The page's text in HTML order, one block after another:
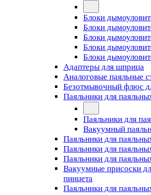
Блоки
Блоки
Блоки
Блоки
Блоки
Адаптеры для шприца
Аналоговые паяльные
Безотмывочный флюс
Паяльники для
Паяльники для
Вакуумный
Паяльники для
Паяльники для
Паяльники для
Вакуумные присоски
пинцета
Паяльники для